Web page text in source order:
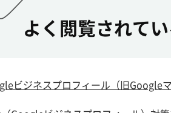
よく閲覧されて
ビジネスプロフィール（旧Google